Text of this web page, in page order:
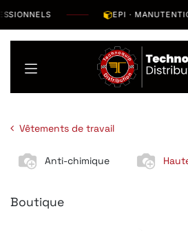
EPI · MANUTENTION
Vêtements de travail
Anti-chimique
Boutique